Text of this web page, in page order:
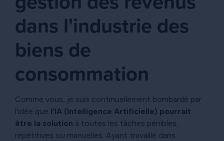
dans l'industrie des
biens de
consommation
Comme vous, je suis continuellement bombardé par
l'idée que l'IA (Intelligence Artificielle) pourrait
être la solution à toutes les tâches pénibles,
répétitives ou manuelles. Ayant travaillé dans